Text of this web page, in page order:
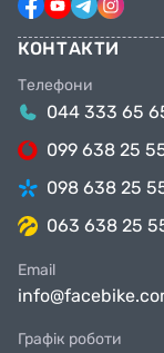
КОНТАКТИ
Телефони
044 333 65
099 638 25
098 638 25
063 638 25
Email
Графік роботи